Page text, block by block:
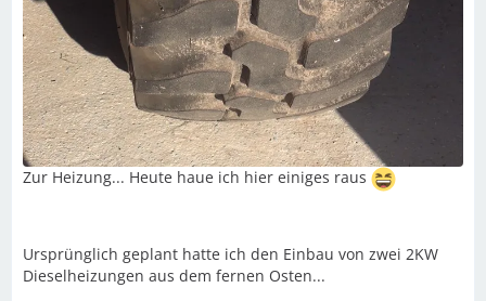
Zur Heizung... Heute haue ich hier einiges raus
Ursprünglich geplant hatte ich den Einbau von zwei 2KW
Dieselheizungen aus dem fernen Osten...